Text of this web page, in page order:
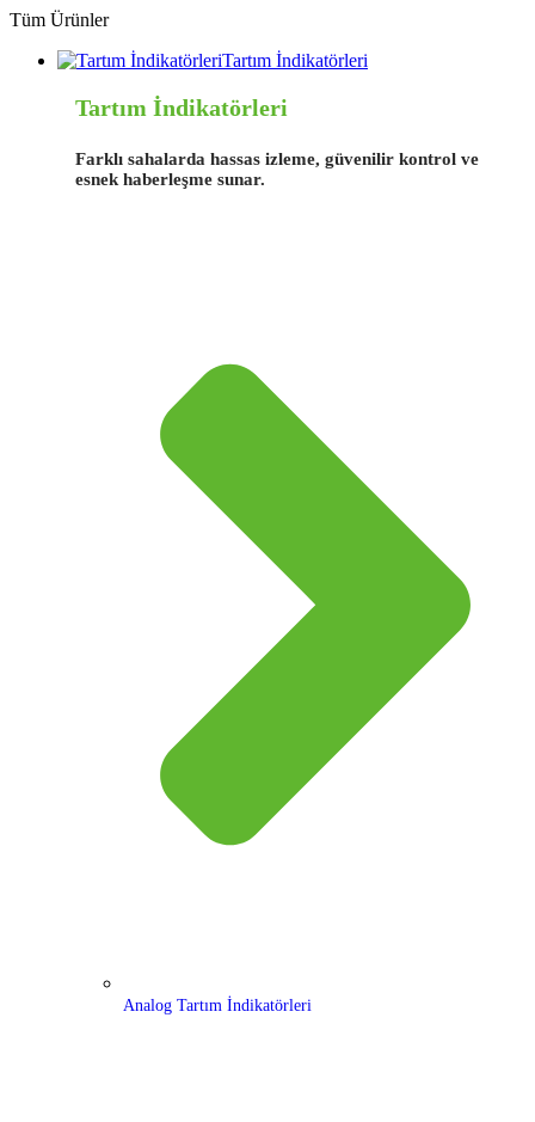
Tüm Ürünler
Tartım İndikatörleri
Tartım İndikatörleri
Farklı sahalarda hassas izleme, güvenilir kontrol ve
esnek haberleşme sunar.
Analog Tartım İndikatörleri